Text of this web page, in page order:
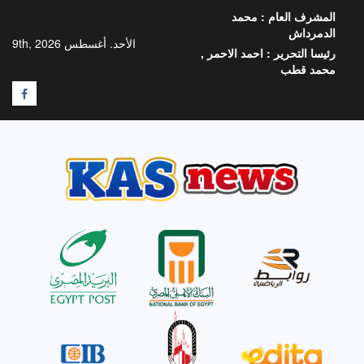
المحتوى
الأحد. أغسطس 9th, 2026
المشرف العام : محمد
الدمرداش
رئيسا التحرير : احمد الاحمر ,
محمد قطب
F